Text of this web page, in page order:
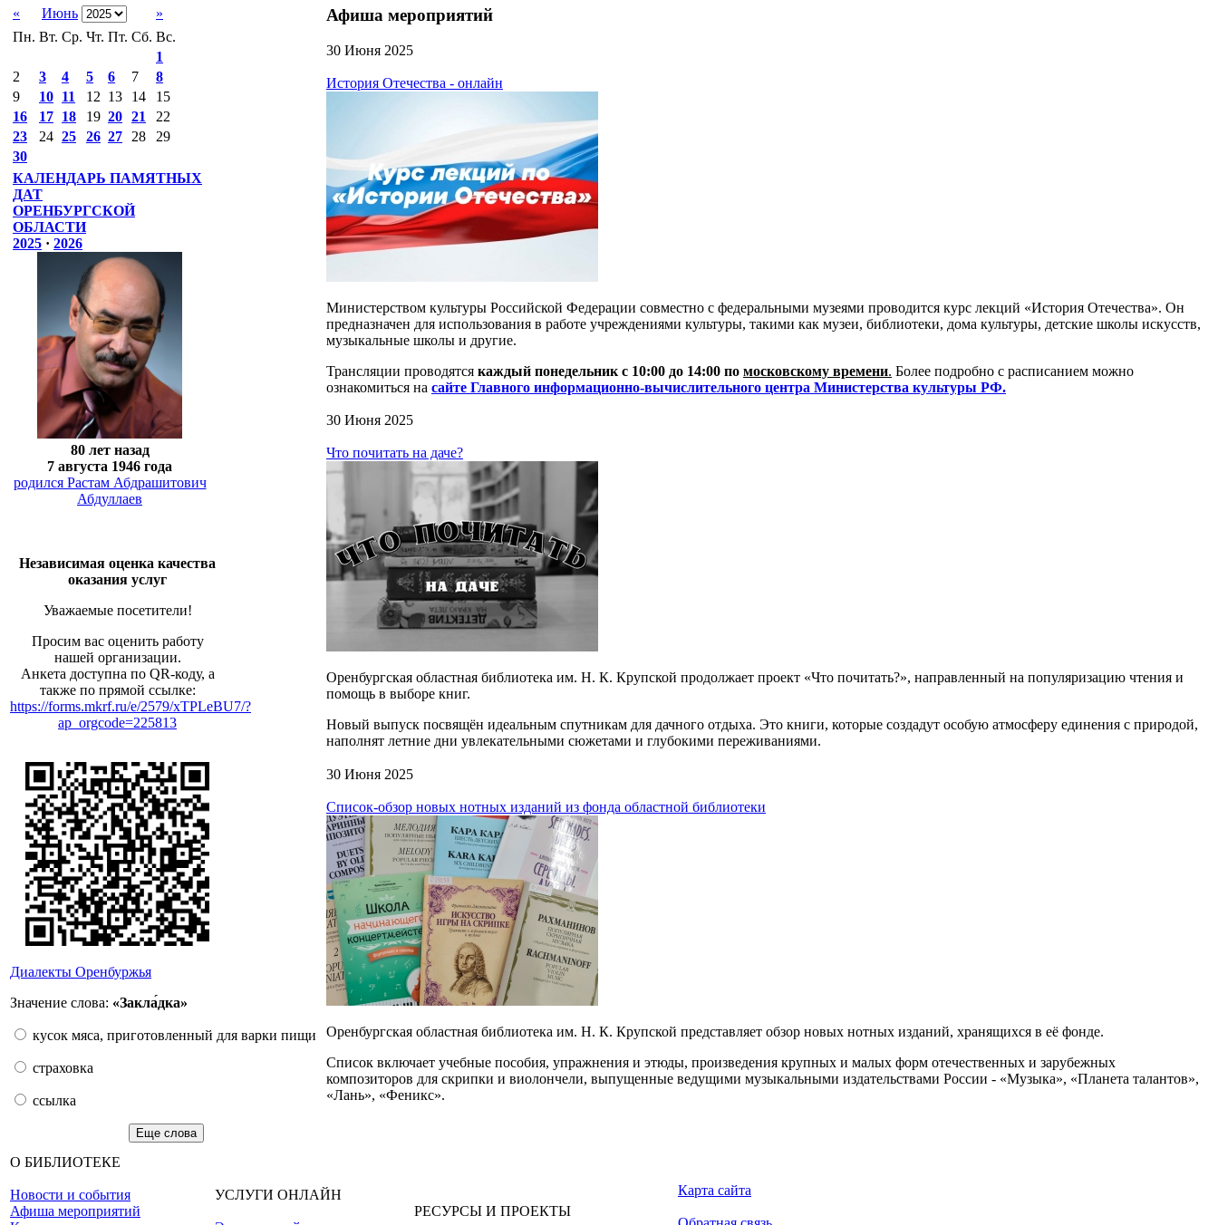
«
Июнь
»
Пн. Вт. Ср. Чт. Пт. Сб. Вс.
1
2
3 4 5 6 7
8
9
10 11 12 13 14
15
16
17 18 19 20 21
22
23
24 25 26 27 28
29
30
КАЛЕНДАРЬ ПАМЯТНЫХ
ДАТ
ОРЕНБУРГСКОЙ
ОБЛАСТИ
2025 · 2026
80 лет назад
7 августа 1946 года
родился Растам Абдрашитович
Абдуллаев
Независимая оценка качества
оказания услуг
Уважаемые посетители!
Просим вас оценить работу
нашей организации.
Анкета доступна по QR-коду, а
также по прямой ссылке:
https://forms.mkrf.ru/e/2579/xTPLeBU7/?
ap_orgcode=225813
Диалекты Оренбуржья
Значение слова: «Закла́дка»
кусок мяса, приготовленный для варки пищи
страховка
ссылка
Еще слова
Афиша мероприятий
30 Июня 2025
История Отечества - онлайн
Министерством культуры Российской Федерации совместно с федеральными музеями проводится курс лекций «История Отечества». Он
предназначен для использования в работе учреждениями культуры, такими как музеи, библиотеки, дома культуры, детские школы искусств,
музыкальные школы и другие.
Трансляции проводятся каждый понедельник с 10:00 до 14:00 по московскому времени. Более подробно с расписанием можно
ознакомиться на сайте Главного информационно-вычислительного центра Министерства культуры РФ.
30 Июня 2025
Что почитать на даче?
Оренбургская областная библиотека им. Н. К. Крупской продолжает проект «Что почитать?», направленный на популяризацию чтения и
помощь в выборе книг.
Новый выпуск посвящён идеальным спутникам для дачного отдыха. Это книги, которые создадут особую атмосферу единения с природой,
наполнят летние дни увлекательными сюжетами и глубокими переживаниями.
30 Июня 2025
Список-обзор новых нотных изданий из фонда областной библиотеки
Оренбургская областная библиотека им. Н. К. Крупской представляет обзор новых нотных изданий, хранящихся в её фонде.
Список включает учебные пособия, упражнения и этюды, произведения крупных и малых форм отечественных и зарубежных
композиторов для скрипки и виолончели, выпущенные ведущими музыкальными издательствами России - «Музыка», «Планета талантов»,
«Лань», «Феникс».
О БИБЛИОТЕКЕ
Новости и события
Афиша мероприятий
УСЛУГИ ОНЛАЙН
РЕСУРСЫ И ПРОЕКТЫ
Карта сайта